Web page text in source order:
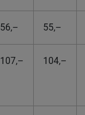
56,– 55,–
107,– 104,–